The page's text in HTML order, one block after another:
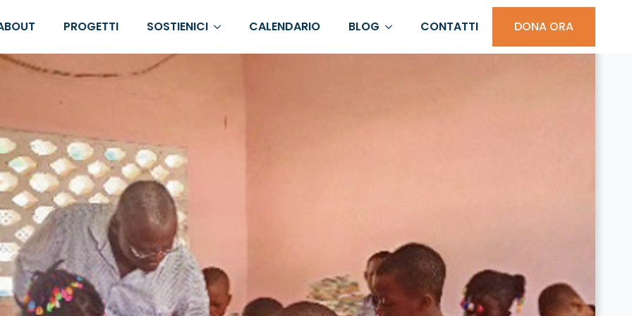
PROGETTI SOSTIENICI CALENDARIO BLOG CONTATTI DONA ORA